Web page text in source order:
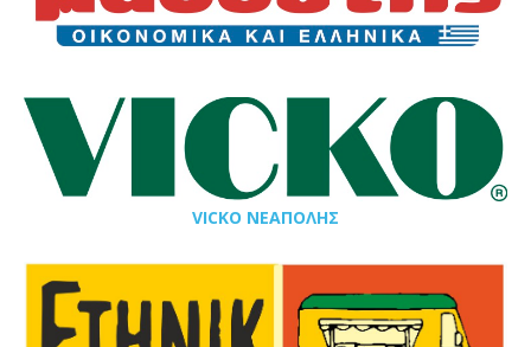
VICKO ΝΕΑΠΟΛΗΣ